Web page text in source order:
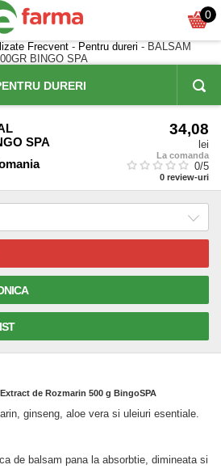
0
Frecvent - Pentru dureri - BALSAM
BINGO SPA
DURERI
SPA
34,08
lei
La comanda
0/5
0 review-uri
de Rozmarin 500 g BingoSPA
ginseng, aloe vera si uleiuri esentiale.
de balsam pana la absorbtie, dimineata si